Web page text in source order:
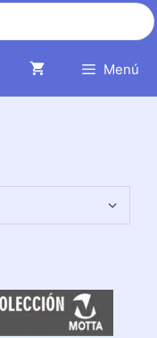
Menú